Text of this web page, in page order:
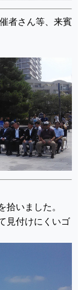
者さん等、来賓
いました。
見付けにくいゴ